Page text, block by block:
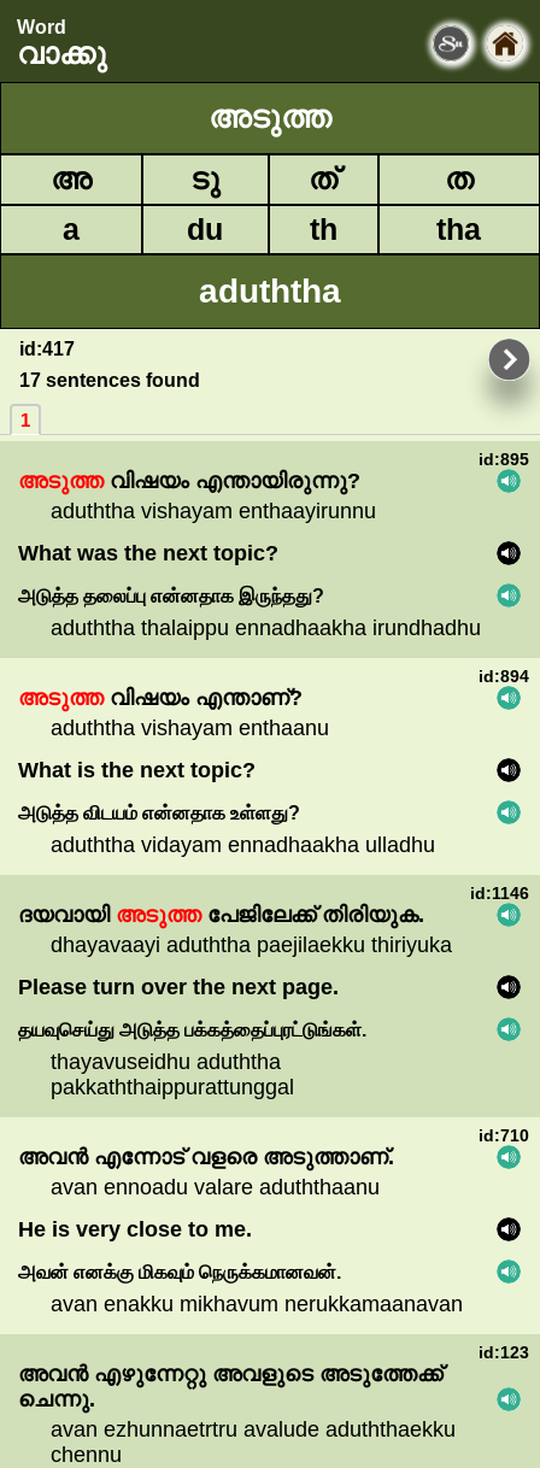
Word
വാക്കു
അടുത്ത
അ ടു ത്
ത
a
du th tha
aduththa
id:417
17 sentences found
1
id:895
അടുത്ത വിഷയം എന്തായിരുന്നു?
aduththa vishayam enthaayirunnu
What was the next topic?
அடுத்த தலைப்பு என்னதாக இருந்தது?
aduththa thalaippu ennadhaakha irundhadhu
id:894
അടുത്ത വിഷയം എന്താണ്?
aduththa vishayam enthaanu
What is the next topic?
அடுத்த விடயம் என்னதாக உள்ளது?
aduththa vidayam ennadhaakha ulladhu
id:1146
ദയവായി അടുത്ത പേജിലേക്ക് തിരിയുക.
dhayavaayi aduththa paejilaekku thiriyuka
Please turn over the next page.
தயவுசெய்து அடுத்த பக்கத்தைப்புரட்டுங்கள்.
thayavuseidhu aduththa
pakkaththaippurattunggal
id:710
അവൻ എന്നോട് വളരെ അടുത്താണ്.
avan ennoadu valare aduththaanu
He is very close to me.
அவன் எனக்கு மிகவும் நெருக்கமானவன்.
avan enakku mikhavum nerukkamaanavan
id:123
അവൻ എഴുന്നേറ്റു അവളുടെ അടുത്തേക്ക്
ചെന്നു.
avan ezhunnaetrtru avalude aduththaekku
chennu